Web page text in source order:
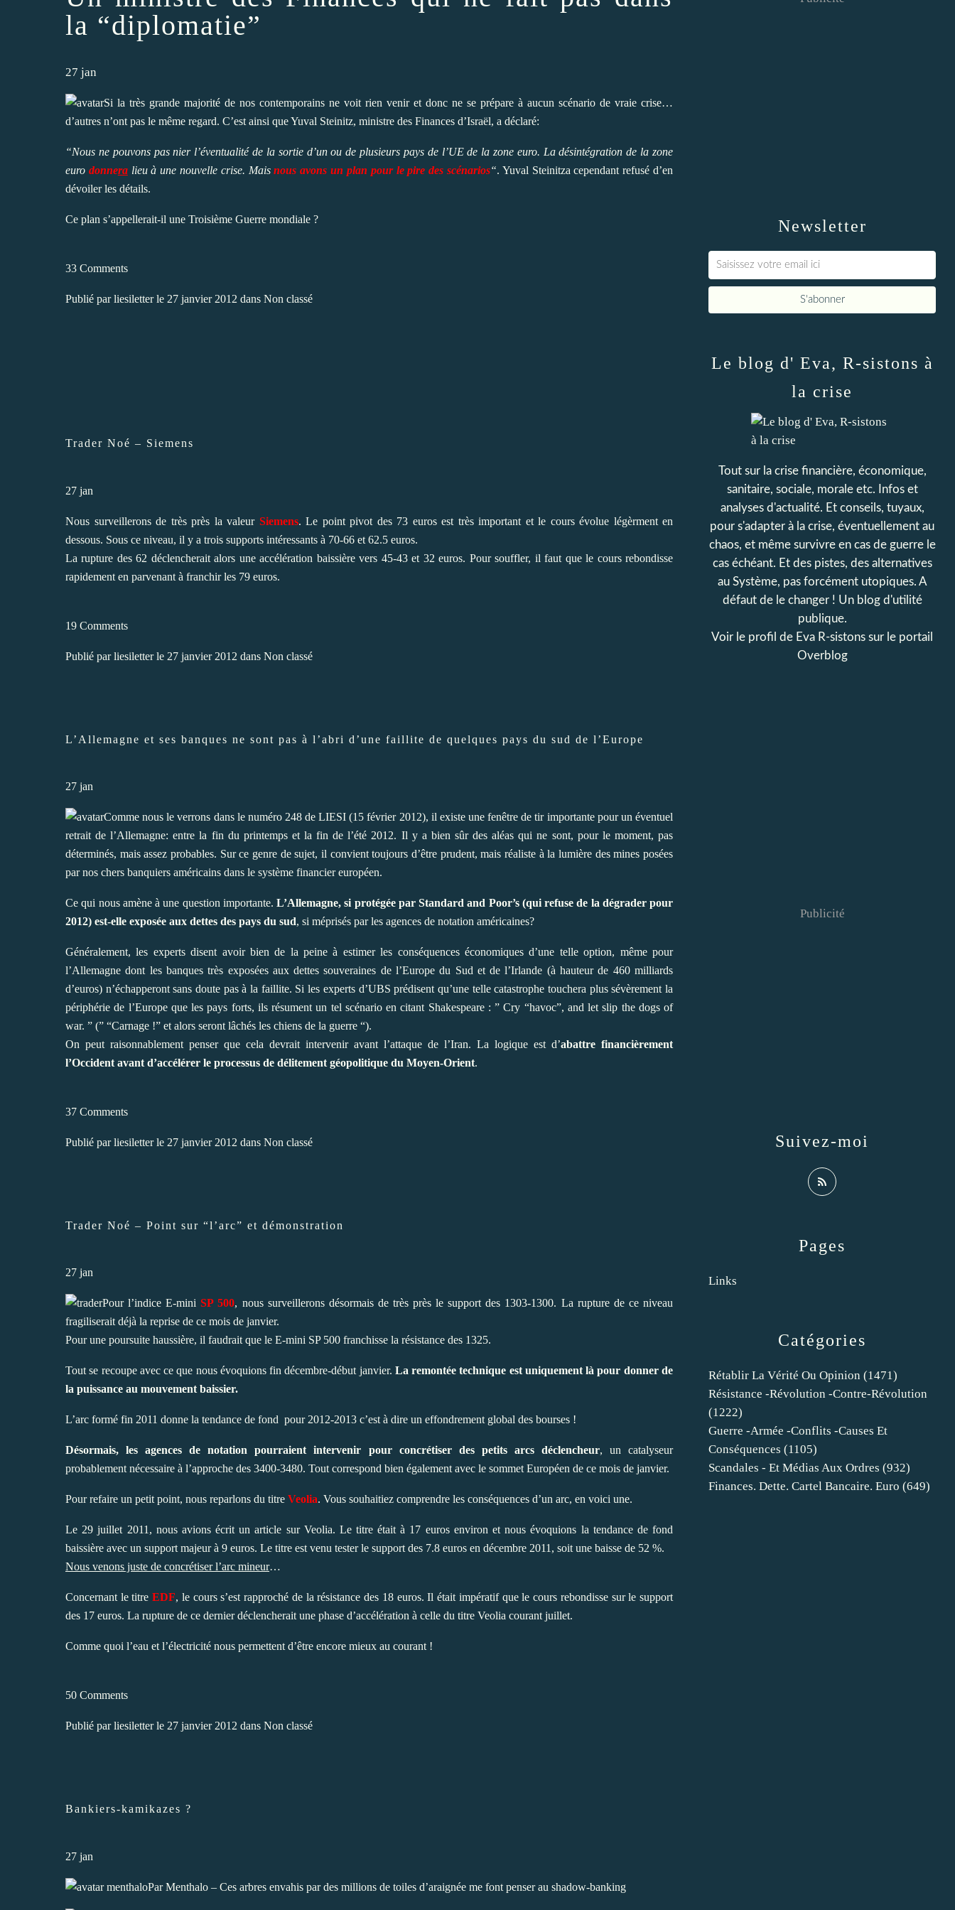
la “diplomatie”
27 jan
Si la très grande majorité de nos contemporains ne voit rien venir et donc ne se prépare à aucun scénario de vraie crise…
d’autres n’ont pas le même regard. C’est ainsi que Yuval Steinitz, ministre des Finances d’Israël, a déclaré:
“Nous ne pouvons pas nier l’éventualité de la sortie d’un ou de plusieurs pays de l’UE de la zone euro. La désintégration de la zone
euro donneralieu à une nouvelle crise. Maisnous avons un plan pour le pire des scénarios“. Yuval Steinitza cependant refusé d’en
dévoiler les détails.
Ce plan s’appellerait-il une Troisième Guerre mondiale ?
33 Comments
Publié parliesiletterle 27 janvier 2012 dans Non classé
Trader Noé – Siemens
27 jan
Nous surveillerons de très près la valeur Siemens. Le point pivot des 73 euros est très important et le cours évolue légèrment en
dessous. Sous ce niveau, il y a trois supports intéressants à 70-66 et 62.5 euros.
La rupture des 62 déclencherait alors une accélération baissière vers 45-43 et 32 euros. Pour souffler, il faut que le cours rebondisse
rapidement en parvenant à franchir les 79 euros.
19 Comments
Publié parliesiletterle 27 janvier 2012 dans Non classé
L’Allemagne et ses banques ne sont pas à l’abri d’une faillite de quelques pays du sud de l’Europe
27 jan
Comme nous le verrons dans le numéro 248 de LIESI (15 février 2012), il existe une fenêtre de tir importante pour un éventuel
retrait de l’Allemagne: entre la fin du printemps et la fin de l’été 2012. Il y a bien sûr des aléas qui ne sont, pour le moment, pas
déterminés, mais assez probables. Sur ce genre de sujet, il convient toujours d’être prudent, mais réaliste à la lumière des mines posées
par nos chers banquiers américains dans le système financier européen.
Ce qui nous amène à une question importante. L’Allemagne, si protégée par Standard and Poor’s (qui refuse de la dégrader pour
2012) est-elle exposée aux dettes des pays du sud, si méprisés par les agences de notation américaines?
Généralement, les experts disent avoir bien de la peine à estimer les conséquences économiques d’une telle option, même pour
l’Allemagne dont les banques très exposées aux dettes souveraines de l’Europe du Sud et de l’Irlande (à hauteur de 460 milliards
d’euros) n’échapperont sans doute pas à la faillite. Si les experts d’UBS prédisent qu’une telle catastrophe touchera plus sévèrement la
périphérie de l’Europe que les pays forts, ils résument un tel scénario en citant Shakespeare : ” Cry “havoc”, and let slip the dogs of
war. ” (” “Carnage !” et alors seront lâchés les chiens de la guerre “).
On peut raisonnablement penser que cela devrait intervenir avant l’attaque de l’Iran. La logique est d’abattre financièrement
l’Occident avant d’accélérer le processus de délitement géopolitique du Moyen-Orient.
37 Comments
Publié parliesiletterle 27 janvier 2012 dans Non classé
Trader Noé – Point sur “l’arc” et démonstration
27 jan
Pour l’indice E-miniSP 500, nous surveillerons désormais de très près le support des 1303-1300. La rupture de ce niveau
fragiliserait déjà la reprise de ce mois de janvier.
Pour une poursuite haussière, il faudrait que le E-mini SP 500 franchisse la résistance des 1325.
Tout se recoupe avec ce que nous évoquions fin décembre-début janvier. La remontée technique est uniquement là pour donner de
la puissance au mouvement baissier.
L’arc formé fin 2011 donne la tendance de fond pour 2012-2013 c’est à dire un effondrement global des bourses !
Désormais, les agences de notation pourraient intervenir pour concrétiser des petits arcs déclencheur, un catalyseur
probablement nécessaire à l’approche des 3400-3480. Tout correspond bien également avec le sommet Européen de ce mois de janvier.
Pour refaire un petit point, nous reparlons du titre Veolia. Vous souhaitiez comprendre les conséquences d’un arc, en voici une.
Le 29 juillet 2011, nous avions écrit un article sur Veolia. Le titre était à 17 euros environ et nous évoquions la tendance de fond
baissière avec un support majeur à 9 euros. Le titre est venu tester le support des 7.8 euros en décembre 2011, soit une baisse de 52 %.
Nous venons juste de concrétiser l’arc mineur…
Concernant le titreEDF, le cours s’est rapproché de la résistance des 18 euros. Il était impératif que le cours rebondisse sur le support
des 17 euros. La rupture de ce dernier déclencherait une phase d’accélération à celle du titre Veolia courant juillet.
Comme quoi l’eau et l’électricité nous permettent d’être encore mieux au courant !
50 Comments
Publié parliesiletterle 27 janvier 2012 dans Non classé
Bankiers-kamikazes ?
27 jan
Par Menthalo – Ces arbres envahis par des millions de toiles d’araignée me font penser au shadow-banking
Newsletter
Catégories
Rétablir La Vérité Ou Opinion (1471)
Résistance -révolution -contre-Révolution
(1222)
Guerre -armée -conflits -causes Et
Conséquences (1105)
Scandales - Et Médias Aux Ordres (932)
Finances. Dette. Cartel Bancaire. Euro (649)
Pages
Links
Le blog d' Eva, R-sistons à
la crise
Tout sur la crise financière, économique,
sanitaire, sociale, morale etc. Infos et
analyses d'actualité. Et conseils, tuyaux,
pour s'adapter à la crise, éventuellement au
chaos, et même survivre en cas de guerre le
cas échéant. Et des pistes, des alternatives
au Système, pas forcément utopiques. A
défaut de le changer ! Un blog d'utilité
publique.
Voir le profil de Eva R-sistons sur le portail
Overblog
Suivez-moi
Publicité